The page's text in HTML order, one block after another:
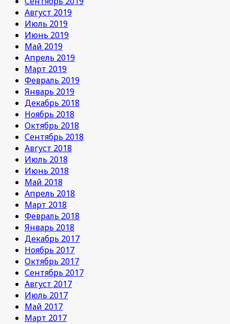
Август 2019
Июль 2019
Июнь 2019
Май 2019
Апрель 2019
Март 2019
Февраль 2019
Январь 2019
Декабрь 2018
Ноябрь 2018
Октябрь 2018
Сентябрь 2018
Август 2018
Июль 2018
Июнь 2018
Май 2018
Апрель 2018
Март 2018
Февраль 2018
Январь 2018
Декабрь 2017
Ноябрь 2017
Октябрь 2017
Сентябрь 2017
Август 2017
Июль 2017
Май 2017
Март 2017